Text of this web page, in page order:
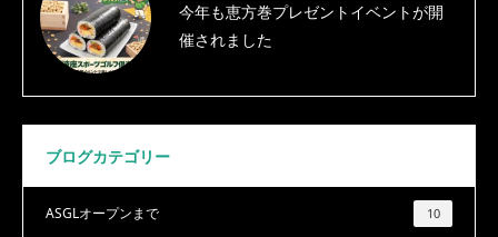
今年も恵方巻プレゼントイベントが開
催されました
ブログカテゴリー
ASGLオープンまで 10